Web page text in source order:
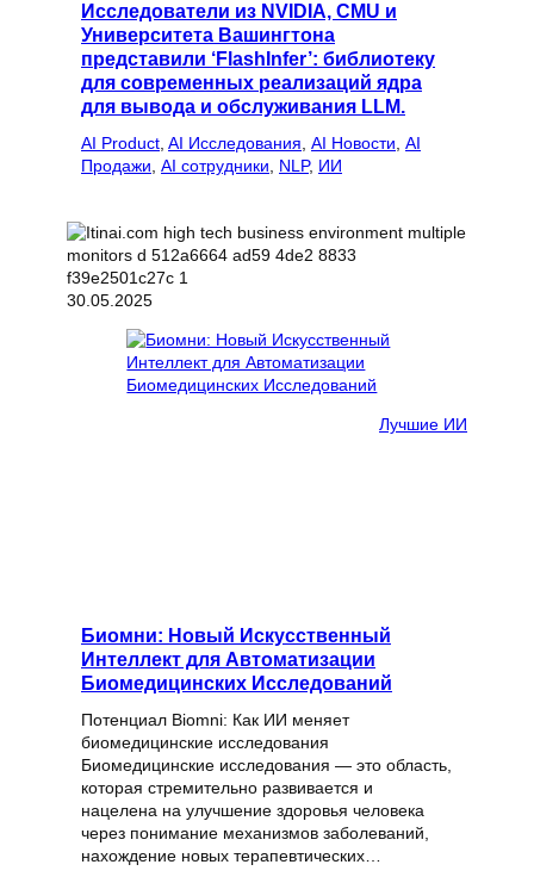
Исследователи из NVIDIA, CMU и
Университета Вашингтона
представили ‘FlashInfer’: библиотеку
для современных реализаций ядра
для вывода и обслуживания LLM.
AI Product AI Исследования AI Новости AI
Продажи AI сотрудники NLP, ИИ
30.05.2025
Лучшие ИИ
Биомни: Новый Искусственный
Интеллект для Автоматизации
Биомедицинских Исследований
Потенциал Biomni: Как ИИ меняет
биомедицинские исследования
Биомедицинские исследования — это область,
которая стремительно развивается и
нацелена на улучшение здоровья человека
через понимание механизмов заболеваний,
нахождение новых терапевтических…